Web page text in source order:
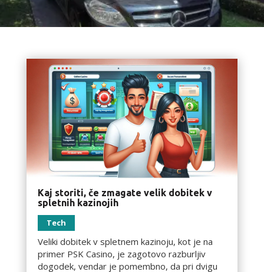
Kaj storiti, če zmagate velik dobitek v
spletnih kazinojih
Tech
Veliki dobitek v spletnem kazinoju, kot je na
primer PSK Casino, je zagotovo razburljiv
dogodek, vendar je pomembno, da pri dvigu